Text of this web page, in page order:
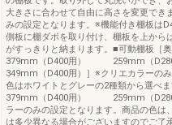
大きさに合わせて自由に高さを変更でき
みの設定となります。※機能付き棚板は
側板に棚ダボを取り付け、棚板を上から
がすっきりと納まります。■可動棚板［
379mm（D400用） 259mm（D280
349mm（D400用）］※クリエカラーの
色はホワイトとグレーの2種類から選べ
379mm（D400用） 259mm（D280
ラーのみの設定となります。商品の色は
は多少異なる場合がございますのでご了